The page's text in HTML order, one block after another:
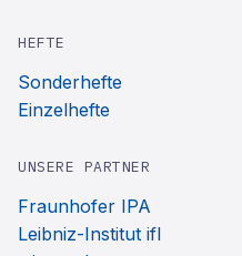
HEFTE
Sonderhefte
Einzelhefte
UNSERE PARTNER
Fraunhofer IPA
Leibniz-Institut ifl